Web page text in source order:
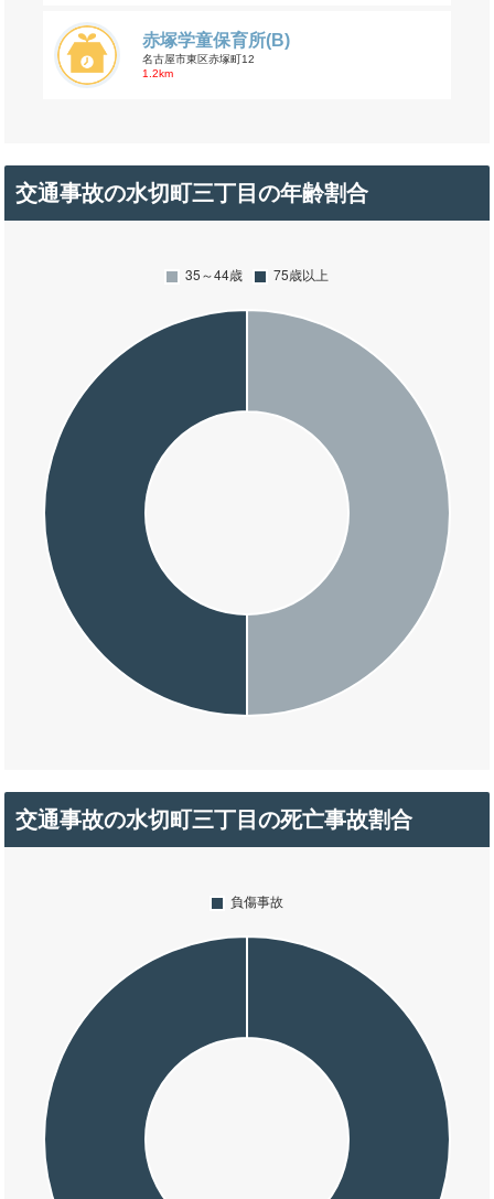
赤塚学童保育所(B)
名古屋市東区赤塚町12
1.2km
交通事故の水切町三丁目の年齢割合
交通事故の水切町三丁目の死亡事故割合